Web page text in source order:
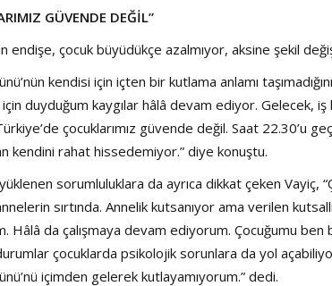
GÜVENDE DEĞİL”
endişe, çocuk büyüdükçe azalmıyor, aksine şekil
kendisi için içten bir kutlama anlamı
duyduğum kaygılar hâlâ devam ediyor. Gelecek, iş
çocuklarımız güvende değil. Saat 22.30’u
kendini rahat hissedemiyor.” diye konuştu.
sorumluluklara da ayrıca dikkat çeken
sırtında. Annelik kutsanıyor ama verilen
Hâlâ da çalışmaya devam ediyorum. Çocuğumu
çocuklarda psikolojik sorunlara da yol
içimden gelerek kutlayamıyorum.” dedi.